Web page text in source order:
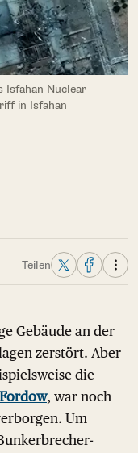
Isfahan Nuclear
in Isfahan
Teilen
Gebäude an der
zerstört. Aber
die
, war noch
Um